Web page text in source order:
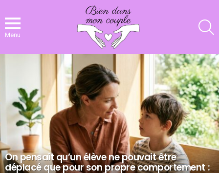
Menu
On pensait qu’un élève ne pouvait être
déplacé que pour son propre comportement :